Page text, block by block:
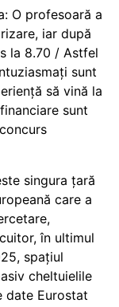
O profesoară a
iar după
la 8.70 / Astfel
sunt
să vină la
sunt
singura țară
care a
în ultimul
spațiul
cheltuielile
date Eurostat